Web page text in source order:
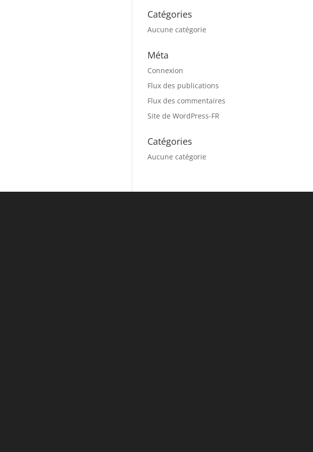
Catégories
Aucune catégorie
Méta
Connexion
Flux des publications
Flux des commentaires
Site de WordPress-FR
Catégories
Aucune catégorie